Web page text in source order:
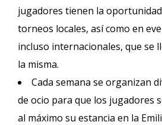
jugadores tienen la
torneos locales, así como en
incluso internacionales, que se
la misma.
Cada semana se organizan
de ocio para que los jugadores
al máximo su estancia en la